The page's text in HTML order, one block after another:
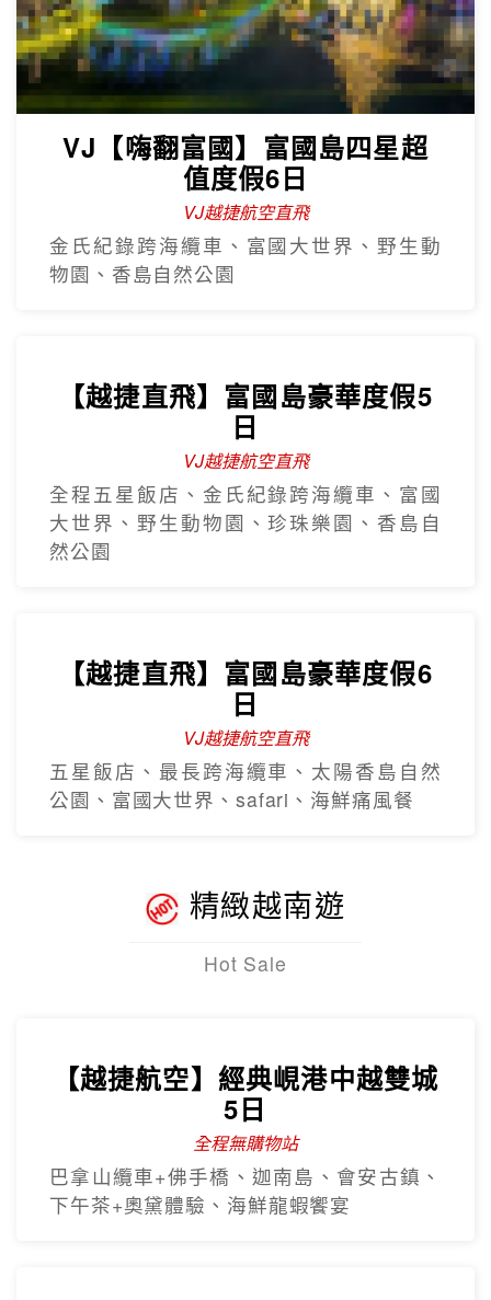
VJ【嗨翻富國】富國島四星超
值度假6日
VJ越捷航空直飛
金氏紀錄跨海纜車、富國大世界、野生動
物園、香島自然公園
【越捷直飛】富國島豪華度假5
日
VJ越捷航空直飛
全程五星飯店、金氏紀錄跨海纜車、富國
大世界、野生動物園、珍珠樂園、香島自
然公園
【越捷直飛】富國島豪華度假6
日
VJ越捷航空直飛
五星飯店、最長跨海纜車、太陽香島自然
公園、富國大世界、safari、海鮮痛風餐
精緻越南遊
Hot Sale
【越捷航空】經典峴港中越雙城
5日
全程無購物站
巴拿山纜車+佛手橋、迦南島、會安古鎮、
下午茶+奧黛體驗、海鮮龍蝦饗宴